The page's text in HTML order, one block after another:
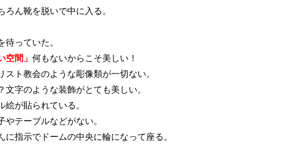
ん靴を脱いで中に入る。
っていた。
空間」 何もないからこそ美しい！
ト教会のような彫像類が一切ない。
字のような装飾がとても美しい。
が貼られている。
テーブルなどがない。
指示でドームの中央に輪になって座る。